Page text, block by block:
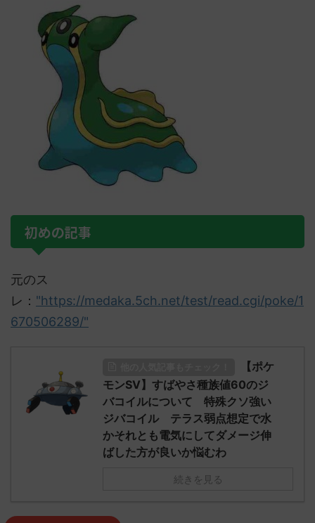
初めの記事
元のス
レ： "https://medaka.5ch.net/test/read.cgi/poke/1
670506289/"
【ポケ
モンSV】すばやさ種族値60のジ
バコイルについて 特殊クソ強い
ジバコイル テラス弱点想定で水
かそれとも電気にしてダメージ伸
ばした方が良いか悩むわ
続きを見る